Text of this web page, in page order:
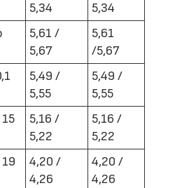
5,34
5,34
5,61 /
5,67
5,61
/5,67
5,49 /
5,55
5,49 /
5,55
5,16 /
5,22
5,16 /
5,22
4,20 /
4,26
4,20 /
4,26